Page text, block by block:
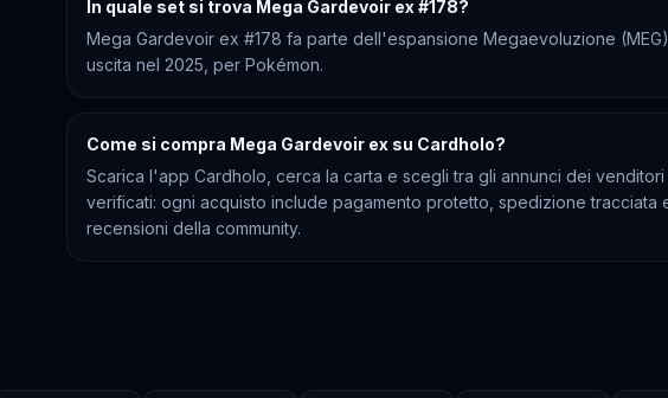
In quale set si trova Mega Gardevoir ex #178?
Mega Gardevoir ex #178 fa parte dell'espansione Megaevoluzione
uscita nel 2025, per Pokémon.
Come si compra Mega Gardevoir ex su Cardholo?
Scarica l'app Cardholo, cerca la carta e scegli tra gli annunci dei venditori
verificati: ogni acquisto include pagamento protetto, spedizione tracciata
recensioni della community.